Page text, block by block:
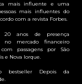
mais influente e uma
mais influentes do
com a revista Forbes.
20 anos de presença
no mercado financeiro
passagens por São
e Nova Iorque.
bestseller Depois da